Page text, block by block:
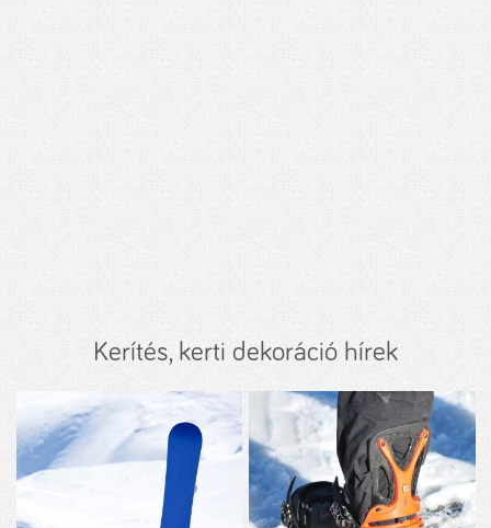
Kerítés, kerti dekoráció hírek